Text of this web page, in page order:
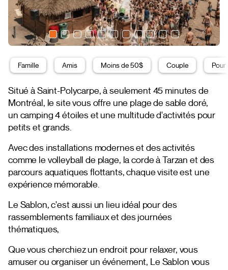
Famille Amis Moins de 50$ Couple Pour
Situé à Saint-Polycarpe, à seulement 45 minutes de
Montréal, le site vous offre une plage de sable doré,
un camping 4 étoiles et une multitude d'activités pour
petits et grands.
Avec des installations modernes et des activités
comme le volleyball de plage, la corde à Tarzan et des
parcours aquatiques flottants, chaque visite est une
expérience mémorable.
Le Sablon, c'est aussi un lieu idéal pour des
rassemblements familiaux et des journées
thématiques,
Que vous cherchiez un endroit pour relaxer, vous
amuser ou organiser un événement, Le Sablon vous